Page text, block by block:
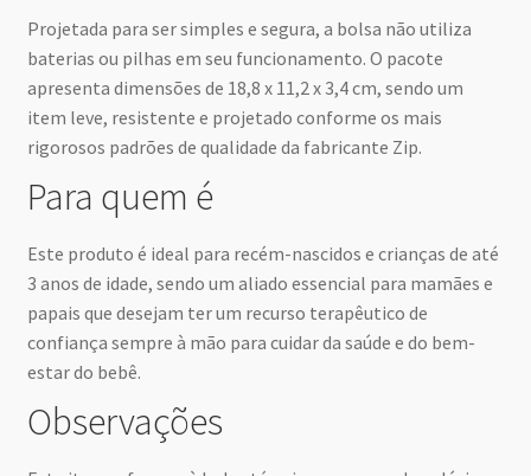
Projetada para ser simples e segura, a bolsa não utiliza
baterias ou pilhas em seu funcionamento. O pacote
apresenta dimensões de 18,8 x 11,2 x 3,4 cm, sendo um
item leve, resistente e projetado conforme os mais
rigorosos padrões de qualidade da fabricante Zip.
Para quem é
Este produto é ideal para recém-nascidos e crianças de até
3 anos de idade, sendo um aliado essencial para mamães e
papais que desejam ter um recurso terapêutico de
confiança sempre à mão para cuidar da saúde e do bem-
estar do bebê.
Observações